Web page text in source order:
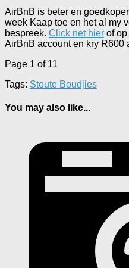
AirBnB is beter en
week Kaap toe en het al my
bespreek. Click net hier of
AirBnB account en kry R600
Page 1 of 11
Tags: Stoute Boudjies
You may also like...